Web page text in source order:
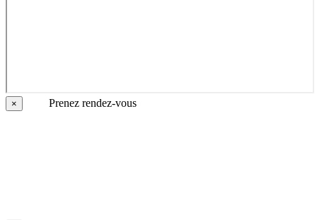
× Prenez rendez-vous